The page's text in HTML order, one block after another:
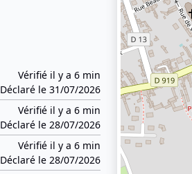
Vérifié il y a 6 min
Déclaré le 31/07/2026
Vérifié il y a 6 min
Déclaré le 28/07/2026
Vérifié il y a 6 min
Déclaré le 28/07/2026